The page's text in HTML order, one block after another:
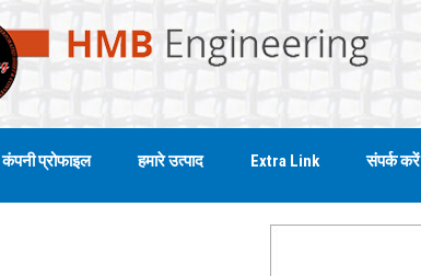
कंपनी प्रोफाइल हमारे उत्पाद Extra Link संपर्क करें